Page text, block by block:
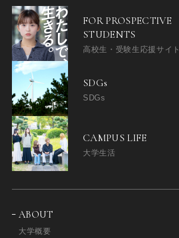
FOR PROSPECTIVE
STUDENTS
高校生・受験生応援サイト
SDGs
SDGs
CAMPUS LIFE
大学生活
ABOUT
大学概要